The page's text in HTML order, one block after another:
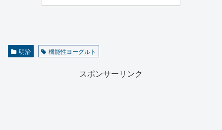
明治 機能性ヨーグルト
スポンサーリンク